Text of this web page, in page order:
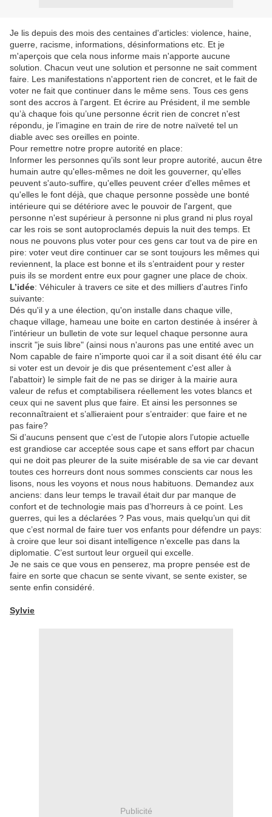
Je lis depuis des mois des centaines d'articles: violence, haine,
guerre, racisme, informations, désinformations etc. Et je
m'aperçois que cela nous informe mais n'apporte aucune
solution. Chacun veut une solution et personne ne sait comment
faire. Les manifestations n'apportent rien de concret, et le fait de
voter ne fait que continuer dans le même sens. Tous ces gens
sont des accros à l'argent. Et écrire au Président, il me semble
qu’à chaque fois qu’une personne écrit rien de concret n'est
répondu, je l’imagine en train de rire de notre naïveté tel un
diable avec ses oreilles en pointe.
Pour remettre notre propre autorité en place:
Informer les personnes qu'ils sont leur propre autorité, aucun être
humain autre qu'elles-mêmes ne doit les gouverner, qu'elles
peuvent s'auto-suffire, qu'elles peuvent créer d'elles mêmes et
qu'elles le font déjà, que chaque personne possède une bonté
intérieure qui se détériore avec le pouvoir de l'argent, que
personne n'est supérieur à personne ni plus grand ni plus royal
car les rois se sont autoproclamés depuis la nuit des temps. Et
nous ne pouvons plus voter pour ces gens car tout va de pire en
pire: voter veut dire continuer car se sont toujours les mêmes qui
reviennent, la place est bonne et ils s’entraident pour y rester
puis ils se mordent entre eux pour gagner une place de choix.
L’idée: Véhiculer à travers ce site et des milliers d'autres l'info
suivante:
Dés qu'il y a une élection, qu'on installe dans chaque ville,
chaque village, hameau une boite en carton destinée à insérer à
l'intérieur un bulletin de vote sur lequel chaque personne aura
inscrit "je suis libre" (ainsi nous n'aurons pas une entité avec un
Nom capable de faire n'importe quoi car il a soit disant été élu car
si voter est un devoir je dis que présentement c'est aller à
l'abattoir) le simple fait de ne pas se diriger à la mairie aura
valeur de refus et comptabilisera réellement les votes blancs et
ceux qui ne savent plus que faire. Et ainsi les personnes se
reconnaîtraient et s’allieraient pour s’entraider: que faire et ne
pas faire?
Si d’aucuns pensent que c’est de l’utopie alors l’utopie actuelle
est grandiose car acceptée sous cape et sans effort par chacun
qui ne doit pas pleurer de la suite misérable de sa vie car devant
toutes ces horreurs dont nous sommes conscients car nous les
lisons, nous les voyons et nous nous habituons. Demandez aux
anciens: dans leur temps le travail était dur par manque de
confort et de technologie mais pas d’horreurs à ce point. Les
guerres, qui les a déclarées ? Pas vous, mais quelqu’un qui dit
que c’est normal de faire tuer vos enfants pour défendre un pays:
à croire que leur soi disant intelligence n’excelle pas dans la
diplomatie. C’est surtout leur orgueil qui excelle.
Je ne sais ce que vous en penserez, ma propre pensée est de
faire en sorte que chacun se sente vivant, se sente exister, se
sente enfin considéré.
Sylvie
Publicité